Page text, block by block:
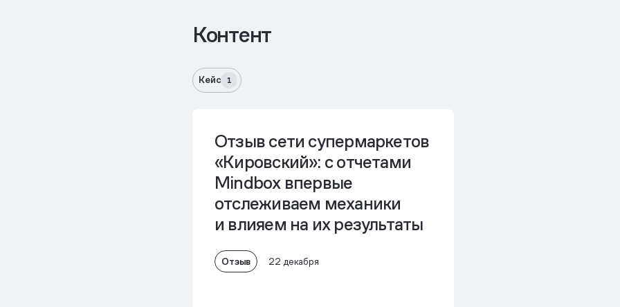
Контент
Кейс 1
Отзыв сети супермаркетов
«Кировский»: с отчетами
Mindbox впервые
отслеживаем механики
и влияем на их результаты
Отзыв 22 декабря